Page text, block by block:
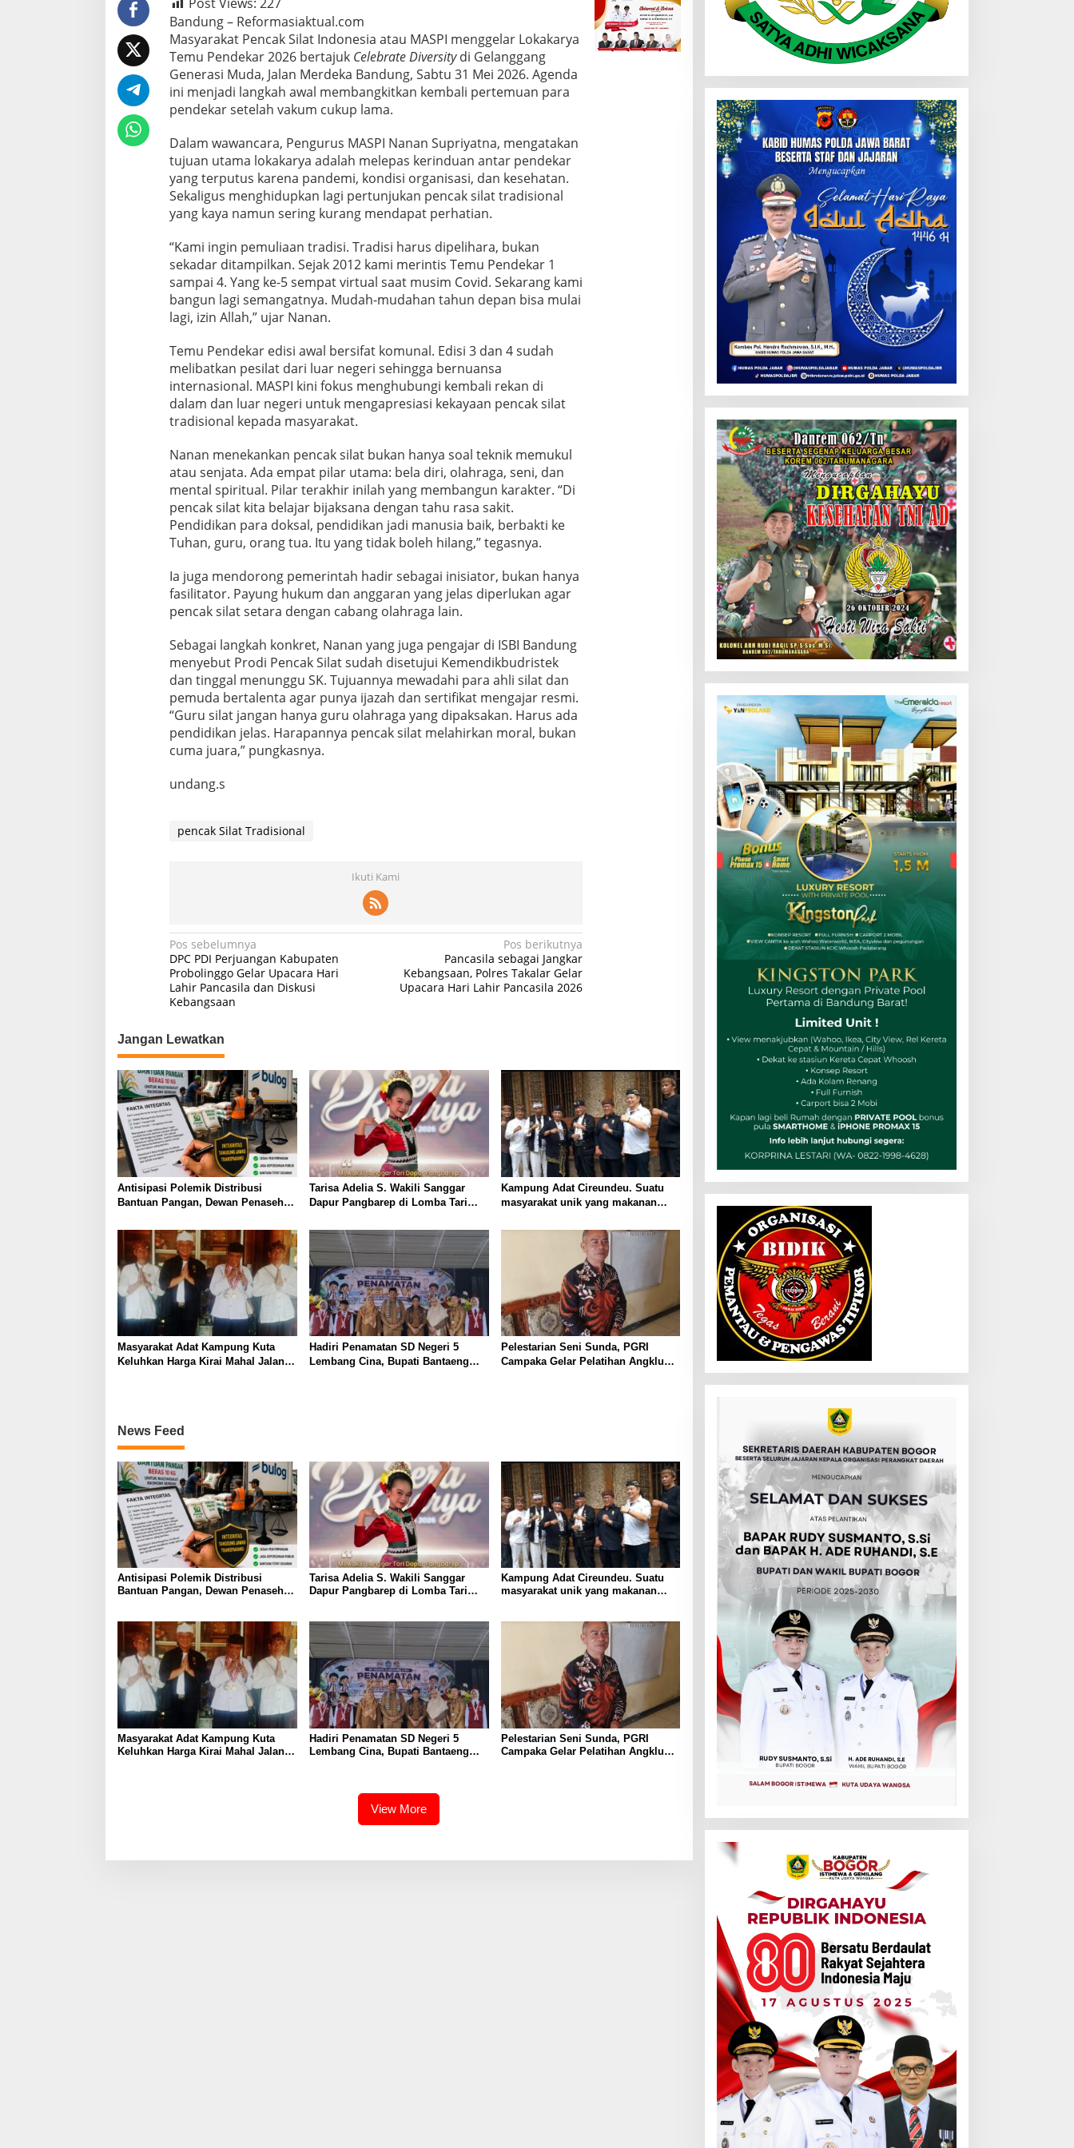
Post Views: 227
Bandung – Reformasiaktual.com
Masyarakat Pencak Silat Indonesia atau MASPI menggelar Lokakarya
Temu Pendekar 2026 bertajuk Celebrate Diversitydi Gelanggang
Generasi Muda, Jalan Merdeka Bandung, Sabtu 31 Mei 2026. Agenda
ini menjadi langkah awal membangkitkan kembali pertemuan para
pendekar setelah vakum cukup lama.
Dalam wawancara, Pengurus MASPI Nanan Supriyatna, mengatakan
tujuan utama lokakarya adalah melepas kerinduan antar pendekar
yang terputus karena pandemi, kondisi organisasi, dan kesehatan.
Sekaligus menghidupkan lagi pertunjukan pencak silat tradisional
yang kaya namun sering kurang mendapat perhatian.
“Kami ingin pemuliaan tradisi. Tradisi harus dipelihara, bukan
sekadar ditampilkan. Sejak 2012 kami merintis Temu Pendekar 1
sampai 4. Yang ke-5 sempat virtual saat musim Covid. Sekarang kami
bangun lagi semangatnya. Mudah-mudahan tahun depan bisa mulai
lagi, izin Allah,” ujar Nanan.
Temu Pendekar edisi awal bersifat komunal. Edisi 3 dan 4 sudah
melibatkan pesilat dari luar negeri sehingga bernuansa
internasional. MASPI kini fokus menghubungi kembali rekan di
dalam dan luar negeri untuk mengapresiasi kekayaan pencak silat
tradisional kepada masyarakat.
Nanan menekankan pencak silat bukan hanya soal teknik memukul
atau senjata. Ada empat pilar utama: bela diri, olahraga, seni, dan
mental spiritual. Pilar terakhir inilah yang membangun karakter. “Di
pencak silat kita belajar bijaksana dengan tahu rasa sakit.
Pendidikan para doksal, pendidikan jadi manusia baik, berbakti ke
Tuhan, guru, orang tua. Itu yang tidak boleh hilang,” tegasnya.
Ia juga mendorong pemerintah hadir sebagai inisiator, bukan hanya
fasilitator. Payung hukum dan anggaran yang jelas diperlukan agar
pencak silat setara dengan cabang olahraga lain.
Sebagai langkah konkret, Nanan yang juga pengajar di ISBI Bandung
menyebut Prodi Pencak Silat sudah disetujui Kemendikbudristek
dan tinggal menunggu SK. Tujuannya mewadahi para ahli silat dan
pemuda bertalenta agar punya ijazah dan sertifikat mengajar resmi.
“Guru silat jangan hanya guru olahraga yang dipaksakan. Harus ada
pendidikan jelas. Harapannya pencak silat melahirkan moral, bukan
cuma juara,” pungkasnya.
undang.s
pencak Silat Tradisional
Ikuti Kami
Navigasi
pos
Pos sebelumnya
DPC PDI Perjuangan Kabupaten
Probolinggo Gelar Upacara Hari
Lahir Pancasila dan Diskusi
Kebangsaan
Pos berikutnya
Pancasila sebagai Jangkar
Kebangsaan, Polres Takalar Gelar
Upacara Hari Lahir Pancasila 2026
Jangan Lewatkan
Antisipasi Polemik Distribusi
Bantuan Pangan, Dewan Penasehat
Integritas bagi TKBM dan Sopir
Pengangkut
Tarisa Adelia S. Wakili Sanggar
Dapur Pangbarep di Lomba Tari
Kinarya”
Kampung Adat Cireundeu. Suatu
masyarakat unik yang makanan
makan Nasi.
Masyarakat Adat Kampung Kuta
Keluhkan Harga Kirai Mahal Jalan
Hadiri Penamatan SD Negeri 5
Lembang Cina, Bupati Bantaeng
Pelestarian Seni Sunda, PGRI
Campaka Gelar Pelatihan Angklung
News Feed
Antisipasi Polemik Distribusi
Bantuan Pangan, Dewan Penasehat
Pengangkut
Tarisa Adelia S. Wakili Sanggar
Dapur Pangbarep di Lomba Tari
Kampung Adat Cireundeu. Suatu
masyarakat unik yang makanan
Masyarakat Adat Kampung Kuta
Keluhkan Harga Kirai Mahal Jalan
Hadiri Penamatan SD Negeri 5
Lembang Cina, Bupati Bantaeng
Pelestarian Seni Sunda, PGRI
Campaka Gelar Pelatihan Angklung
View More